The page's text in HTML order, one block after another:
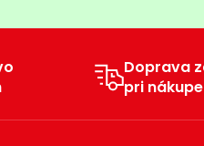
Doprava
pri